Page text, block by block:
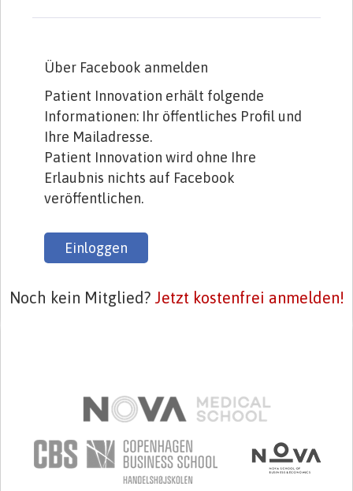
Über Facebook anmelden
Patient Innovation erhält folgende
Informationen: Ihr öffentliches Profil und
Ihre Mailadresse.
Patient Innovation wird ohne Ihre
Erlaubnis nichts auf Facebook
veröffentlichen.
Einloggen
Noch kein Mitglied? Jetzt kostenfrei anmelden!